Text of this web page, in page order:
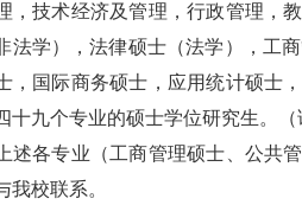
，技术经济及管理，行政管理，
法学），法律硕士（法学），工
，国际商务硕士，应用统计硕士
十九个专业的硕士学位研究生。（
各专业（工商管理硕士、公共管
我校联系。